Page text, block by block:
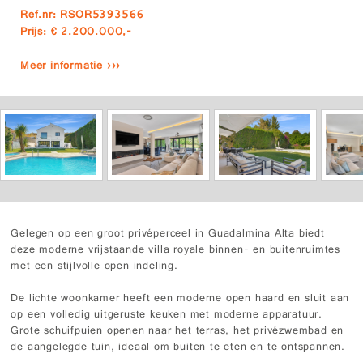
Ref.nr: RSOR5393566
Prijs: € 2.200.000,-
Meer informatie ›››
Gelegen op een groot privéperceel in Guadalmina Alta biedt
deze moderne vrijstaande villa royale binnen- en buitenruimtes
met een stijlvolle open indeling.
De lichte woonkamer heeft een moderne open haard en sluit aan
op een volledig uitgeruste keuken met moderne apparatuur.
Grote schuifpuien openen naar het terras, het privézwembad en
de aangelegde tuin, ideaal om buiten te eten en te ontspannen.